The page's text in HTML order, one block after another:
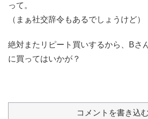
って。
（まぁ社交辞令もあるでしょうけど）
絶対またリピート買いするから、Bさ
に買ってはいかが？
コメントを書き込む